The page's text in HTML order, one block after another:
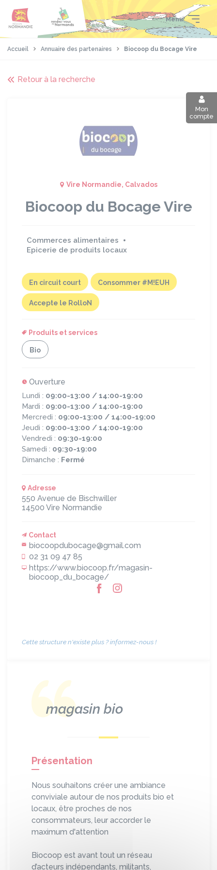
contenu
pied
Menu
Mon
compte
Accueil Annuaire des partenaires Biocoop du Bocage Vire
Retour à la recherche
Vire Normandie, Calvados
Biocoop du Bocage Vire
Commerces alimentaires
Epicerie de produits locaux
En circuit court Consommer #M!EUH
Accepte le RolloN
Produits et services
Bio
Ouverture
Lundi : 09:00-13:00 / 14:00-19:00
Mardi : 09:00-13:00 / 14:00-19:00
Mercredi : 09:00-13:00 / 14:00-19:00
Jeudi : 09:00-13:00 / 14:00-19:00
Vendredi : 09:30-19:00
Samedi : 09:30-19:00
Dimanche : Fermé
Adresse
550 Avenue de Bischwiller
14500 Vire Normandie
Contact
biocoopdubocage@gmail.com
02 31 09 47 85
https://www.biocoop.fr/magasin-
biocoop_du_bocage/
Cette structure n'existe plus ? informez-nous !
magasin bio
Présentation
Nous souhaitons créer une ambiance
conviviale autour de nos produits bio et
locaux, être proches de nos
consommateurs, leur accorder le
maximum d'attention
Biocoop est avant tout un réseau
d’acteurs indépendants, militants,
Panneau de gestion des cookies